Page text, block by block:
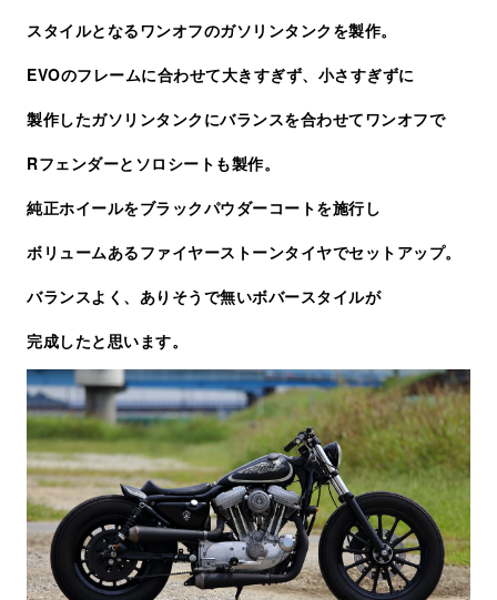
スタイルとなるワンオフのガソリンタンクを製作。
EVOのフレームに合わせて大きすぎず、小さすぎずに
製作したガソリンタンクにバランスを合わせてワンオフで
Rフェンダーとソロシートも製作。
純正ホイールをブラックパウダーコートを施行し
ボリュームあるファイヤーストーンタイヤでセットアップ。
バランスよく、ありそうで無いボバースタイルが
完成したと思います。